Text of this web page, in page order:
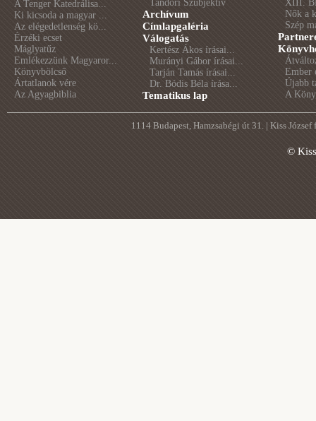
A Tenger Katedrálisa...
Ki kicsoda a magyar ...
Az elégedetlenség kö...
Érzéki ecset
Máglyatűz
Emlékezzünk Magyaror...
Könyvbölcső
Ártatlanok vére
Az Agyagbiblia
Tandori Szubjektív
Archívum
Címlapgaléria
Válogatás
Kertész Ákos írásai...
Murányi Gábor írásai...
Tarján Tamás írásai...
Dr. Bódis Béla írása...
Tematikus lap
XIII.
Nők a
Szép
Ember
Újabb
A
1114 Budapest, Hamzsabégi út 31. | Kiss
©